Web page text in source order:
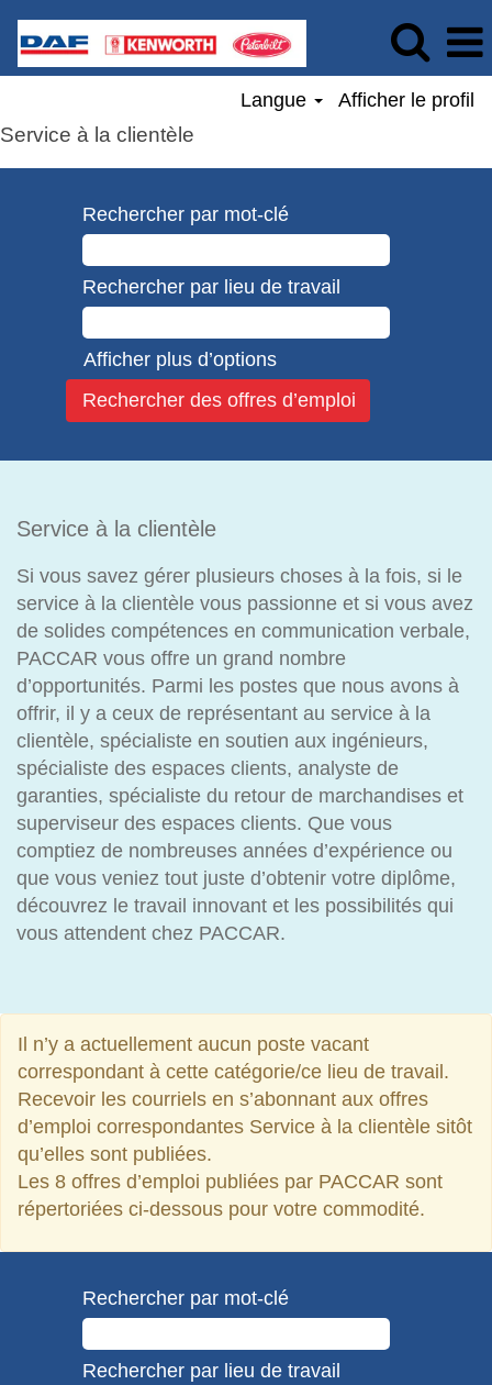
Langue Afficher le profil
Service à la clientèle
Rechercher par mot-clé
Rechercher par lieu de travail
Afficher plus d’options
Service à la clientèle
Si vous savez gérer plusieurs choses à la fois, si le
service à la clientèle vous passionne et si vous avez
de solides compétences en communication verbale,
PACCAR vous offre un grand nombre
d’opportunités. Parmi les postes que nous avons à
offrir, il y a ceux de représentant au service à la
clientèle, spécialiste en soutien aux ingénieurs,
spécialiste des espaces clients, analyste de
garanties, spécialiste du retour de marchandises et
superviseur des espaces clients. Que vous
comptiez de nombreuses années d’expérience ou
que vous veniez tout juste d’obtenir votre diplôme,
découvrez le travail innovant et les possibilités qui
vous attendent chez PACCAR.
Il n’y a actuellement aucun poste vacant
correspondant à cette catégorie/ce lieu de travail.
Recevoir les courriels en s’abonnant aux offres
d’emploi correspondantes Service à la clientèle sitôt
qu’elles sont publiées.
Les 8 offres d’emploi publiées par PACCAR sont
répertoriées ci-dessous pour votre commodité.
Rechercher par mot-clé
Rechercher par lieu de travail